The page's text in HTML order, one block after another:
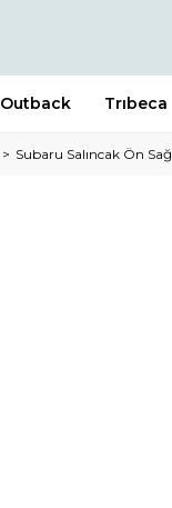
Outback Trıbeca
Subaru Salıncak Ön Sağ